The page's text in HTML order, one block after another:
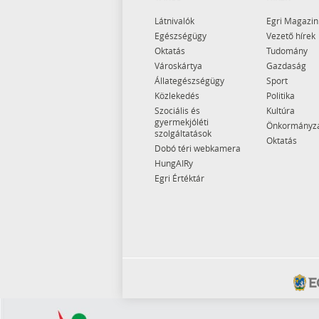
Látnivalók
Egészségügy
Oktatás
Városkártya
Állategészségügy
Közlekedés
Szociális és
gyermekjóléti
szolgáltatások
Dobó téri webkamera
HungAIRy
Egri Értéktár
Egri Magazin
Vezető hírek
Tudomány
Gazdaság
Sport
Politika
Kultúra
Oktatás